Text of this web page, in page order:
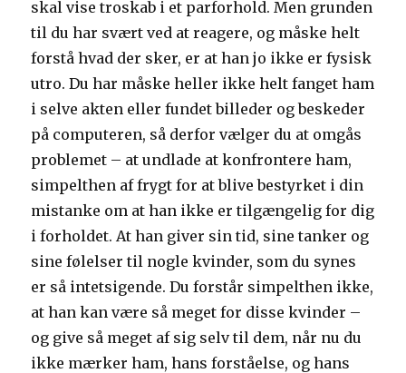
skal vise troskab i et parforhold. Men grunden
til du har svært ved at reagere, og måske helt
forstå hvad der sker, er at han jo ikke er fysisk
utro. Du har måske heller ikke helt fanget ham
i selve akten eller fundet billeder og beskeder
på computeren, så derfor vælger du at omgås
problemet – at undlade at konfrontere ham,
simpelthen af frygt for at blive bestyrket i din
mistanke om at han ikke er tilgængelig for dig
i forholdet. At han giver sin tid, sine tanker og
sine følelser til nogle kvinder, som du synes
er så intetsigende. Du forstår simpelthen ikke,
at han kan være så meget for disse kvinder –
og give så meget af sig selv til dem, når nu du
ikke mærker ham, hans forståelse, og hans